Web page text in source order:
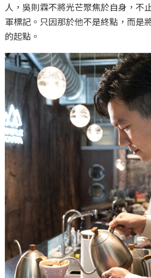
人，吳則霖不將光芒聚焦於自身，不
軍標記。只因那於他不是終點，而是
的起點。